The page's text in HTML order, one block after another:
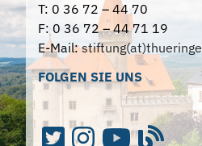
T: 0 36 72 – 44 70
F: 0 36 72 – 44 71 19
E-Mail:
FOLGEN SIE UNS